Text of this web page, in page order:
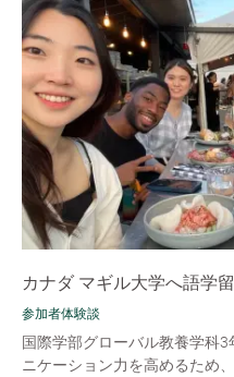
カナダ マギル大学へ語学
参加者体験談
国際学部グローバル教養学科
ニケーション力を高めるため